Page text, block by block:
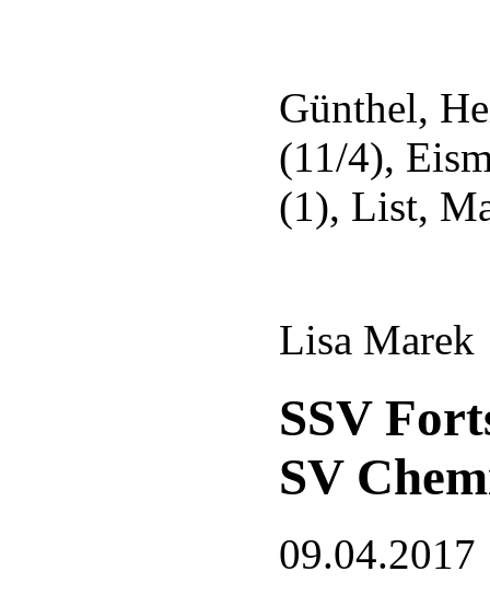
Günthel,
(11/4),
(1), List,
Lisa Marek
SSV
SV